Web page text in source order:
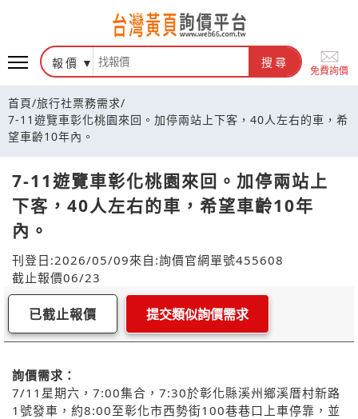
報價 搜尋
免費詢價
首頁/旅行社票務需求/
7-11遊覽車彰化桃園來回。加停兩站上下客，40人左右的車，希
望車齡10年內。
7-11遊覽車彰化桃園來回。加停兩站上
下客，40人左右的車，希望車齡10年
內。
刊登日:2026/05/09來自:詢價官網單號455608
截止報價06/23
已截止報價 提交類似詢價需求
詢價需求：
7/11星期六，7:00集合，7:30於彰化縣溪州鄉溪厝村新路
1號發車，約8:00至彰化市西勢街100巷巷口上車停靠，並